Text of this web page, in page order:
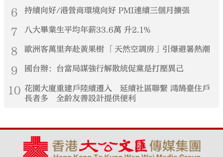
6 持續向好/港營商環境向好 PMI連續三個月擴張
7 八大畢業生平均年薪33.6萬 升2.1%
8 歐洲客萬里奔赴黃果樹 「天然空調房」引爆避暑熱潮
9 國台辦：台當局謀強行解散統促黨是打壓異己
10 花園大廈重建戶陸續遷入 延續社區聯繫 鴻鵠臺住戶
長者多 全齡友善設計提供便利